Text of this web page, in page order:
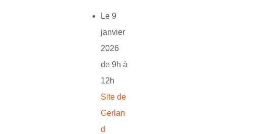
Le 9
janvier
2026
de 9h à
12h
Site de
Gerlan
d